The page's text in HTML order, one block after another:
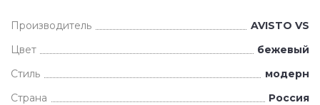
Производитель
AVISTO VS
Цвет
бежевый
Стиль
модерн
Страна
Россия